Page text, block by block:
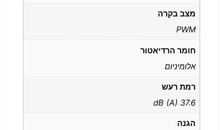
מצב בקרה
PWM
חומר הרדיאטור
אלומיניום
רמת רעש
37.6 dB (A)
הגנה